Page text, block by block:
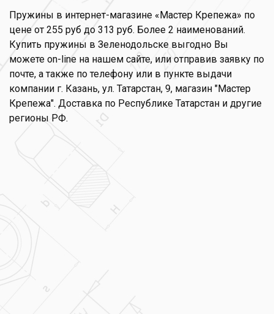
Пружины в интернет-магазине «Мастер Крепежа» по
цене от 255 руб до 313 руб. Более 2 наименований.
Купить пружины в Зеленодольске выгодно Вы
можете on-line на нашем сайте, или отправив заявку по
почте, а также по телефону или в пункте выдачи
компании г. Казань, ул. Татарстан, 9, магазин "Мастер
Крепежа". Доставка по Республике Татарстан и другие
регионы РФ.